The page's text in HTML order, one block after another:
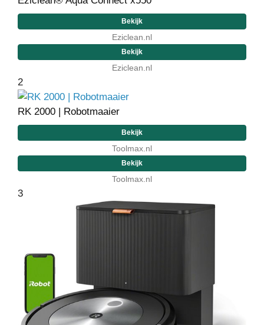
Bekijk
Eziclean.nl
Bekijk
Eziclean.nl
2
RK 2000 | Robotmaaier
Bekijk
Toolmax.nl
Bekijk
Toolmax.nl
3